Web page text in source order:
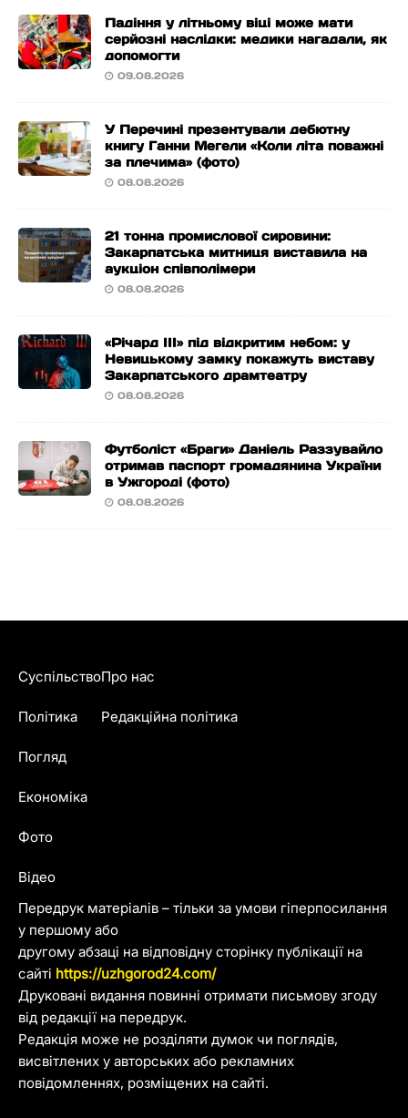
Падіння у літньому віці може мати
серйозні наслідки: медики нагадали, як
допомогти
09.08.2026
У Перечині презентували дебютну
книгу Ганни Мегели «Коли літа поважні
за плечима» (фото)
08.08.2026
21 тонна промислової сировини:
Закарпатська митниця виставила на
аукціон співполімери
08.08.2026
«Річард ІІІ» під відкритим небом: у
Невицькому замку покажуть виставу
Закарпатського драмтеатру
08.08.2026
Футболіст «Браги» Даніель Раззувайло
отримав паспорт громадянина України
в Ужгороді (фото)
08.08.2026
Передрук матеріалів – тільки за умови гіперпосилання
у першому або
другому абзаці на відповідну сторінку публікації на
сайті https://uzhgorod24.com/
Друковані видання повинні отримати письмову згоду
від редакції на передрук.
Редакція може не розділяти думок чи поглядів,
висвітлених у авторських або рекламних
повідомленнях, розміщених на сайті.
Суспільство
Політика
Погляд
Економіка
Фото
Відео
Про нас
Редакційна політика